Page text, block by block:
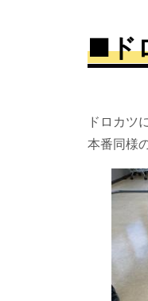
■ド
ドロカツ
本番同様